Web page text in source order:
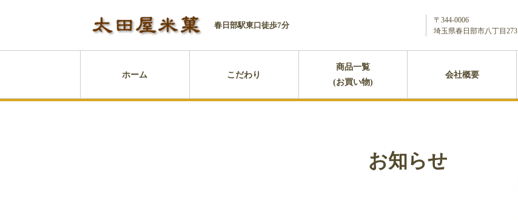
春日部駅東口徒歩7分
〒344-0006
埼玉県春日部市八丁目273
ホーム こだわり
商品一覧
(お買い物)
会社概要
お知らせ